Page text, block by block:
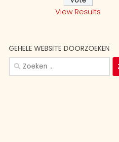
View Results
GEHELE WEBSITE DOORZOEKEN
Zoeken
naar: